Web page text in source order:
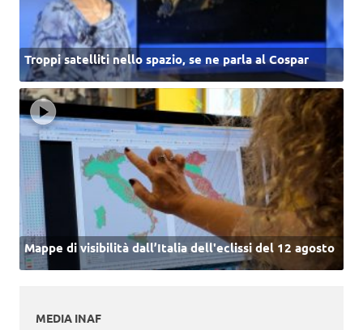
Troppi satelliti nello spazio, se ne parla al Cospar
Mappe di visibilità dall’Italia dell'eclissi del 12 agosto
MEDIA INAF